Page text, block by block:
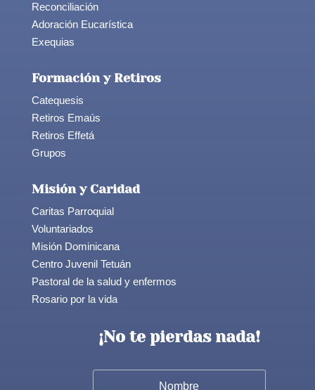
Reconciliación
Adoración Eucarística
Exequias
Formación y Retiros
Catequesis
Retiros Emaús
Retiros Effetá
Grupos
Misión y Caridad
Caritas Parroquial
Voluntariados
Misión Dominicana
Centro Juvenil Tetuán
Pastoral de la salud y enfermos
Rosario por la vida
¡No te pierdas nada!